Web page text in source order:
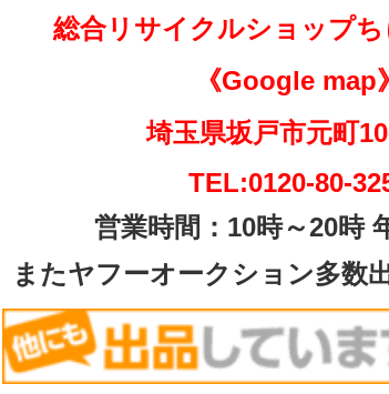
総合リサイクルショップ
《Google map》
埼玉県坂戸市元町
TEL:0120-80-
営業時間：10時～20時
またヤフーオークション多数